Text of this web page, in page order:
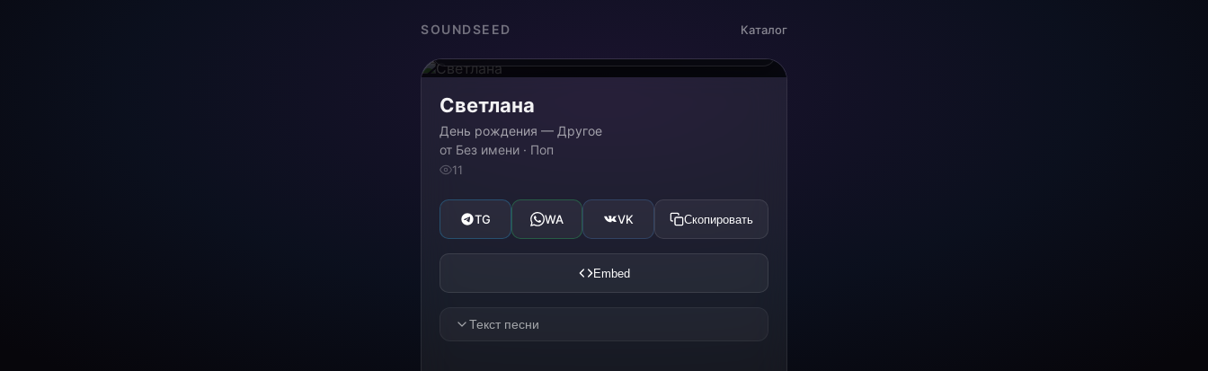
SOUNDSEED Каталог
Светлана
День рождения — Другое
от Без имени · Поп
11
TG WA VK Скопировать
Embed
Текст песни